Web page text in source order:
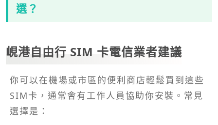
選？
峴港自由行 SIM 卡電信業者建議
你可以在機場或市區的便利商店輕鬆買到這些
SIM卡，通常會有工作人員協助你安裝。常見
選擇是：